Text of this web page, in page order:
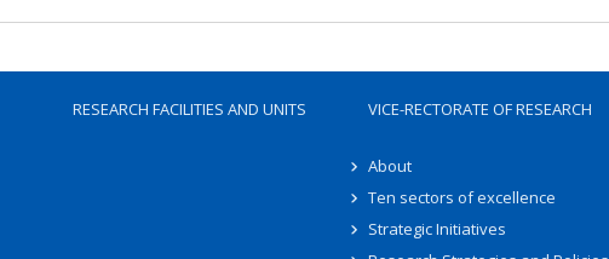
RESEARCH FACILITIES AND UNITS VICE-RECTORATE OF RESEARCH
About
Ten sectors of excellence
Strategic Initiatives